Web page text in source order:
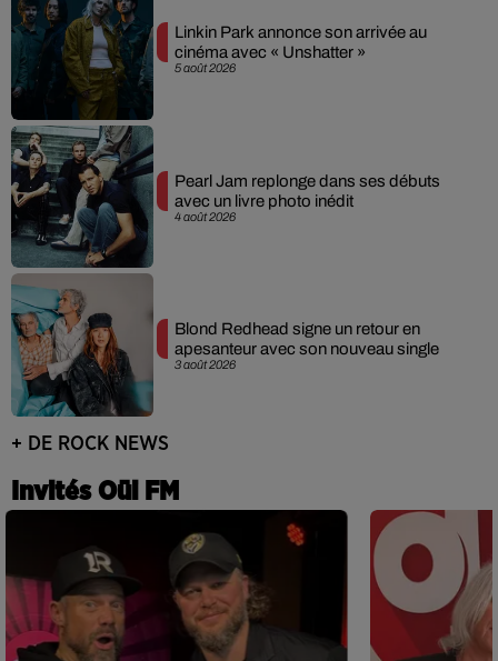
5 août 2026
Linkin Park annonce son arrivée au
cinéma avec « Unshatter »
4 août 2026
Pearl Jam replonge dans ses débuts
avec un livre photo inédit
3 août 2026
Blond Redhead signe un retour en
apesanteur avec son nouveau single
+ DE ROCK NEWS
Invités Oüi FM